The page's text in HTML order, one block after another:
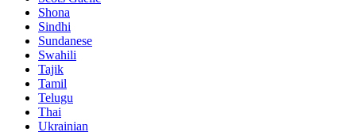
Shona
Sindhi
Sundanese
Swahili
Tajik
Tamil
Telugu
Thai
Ukrainian